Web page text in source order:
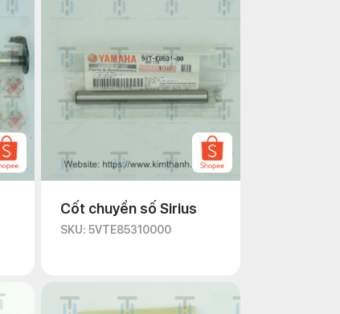
Cốt chuyển số Sirius
SKU: 5VTE85310000